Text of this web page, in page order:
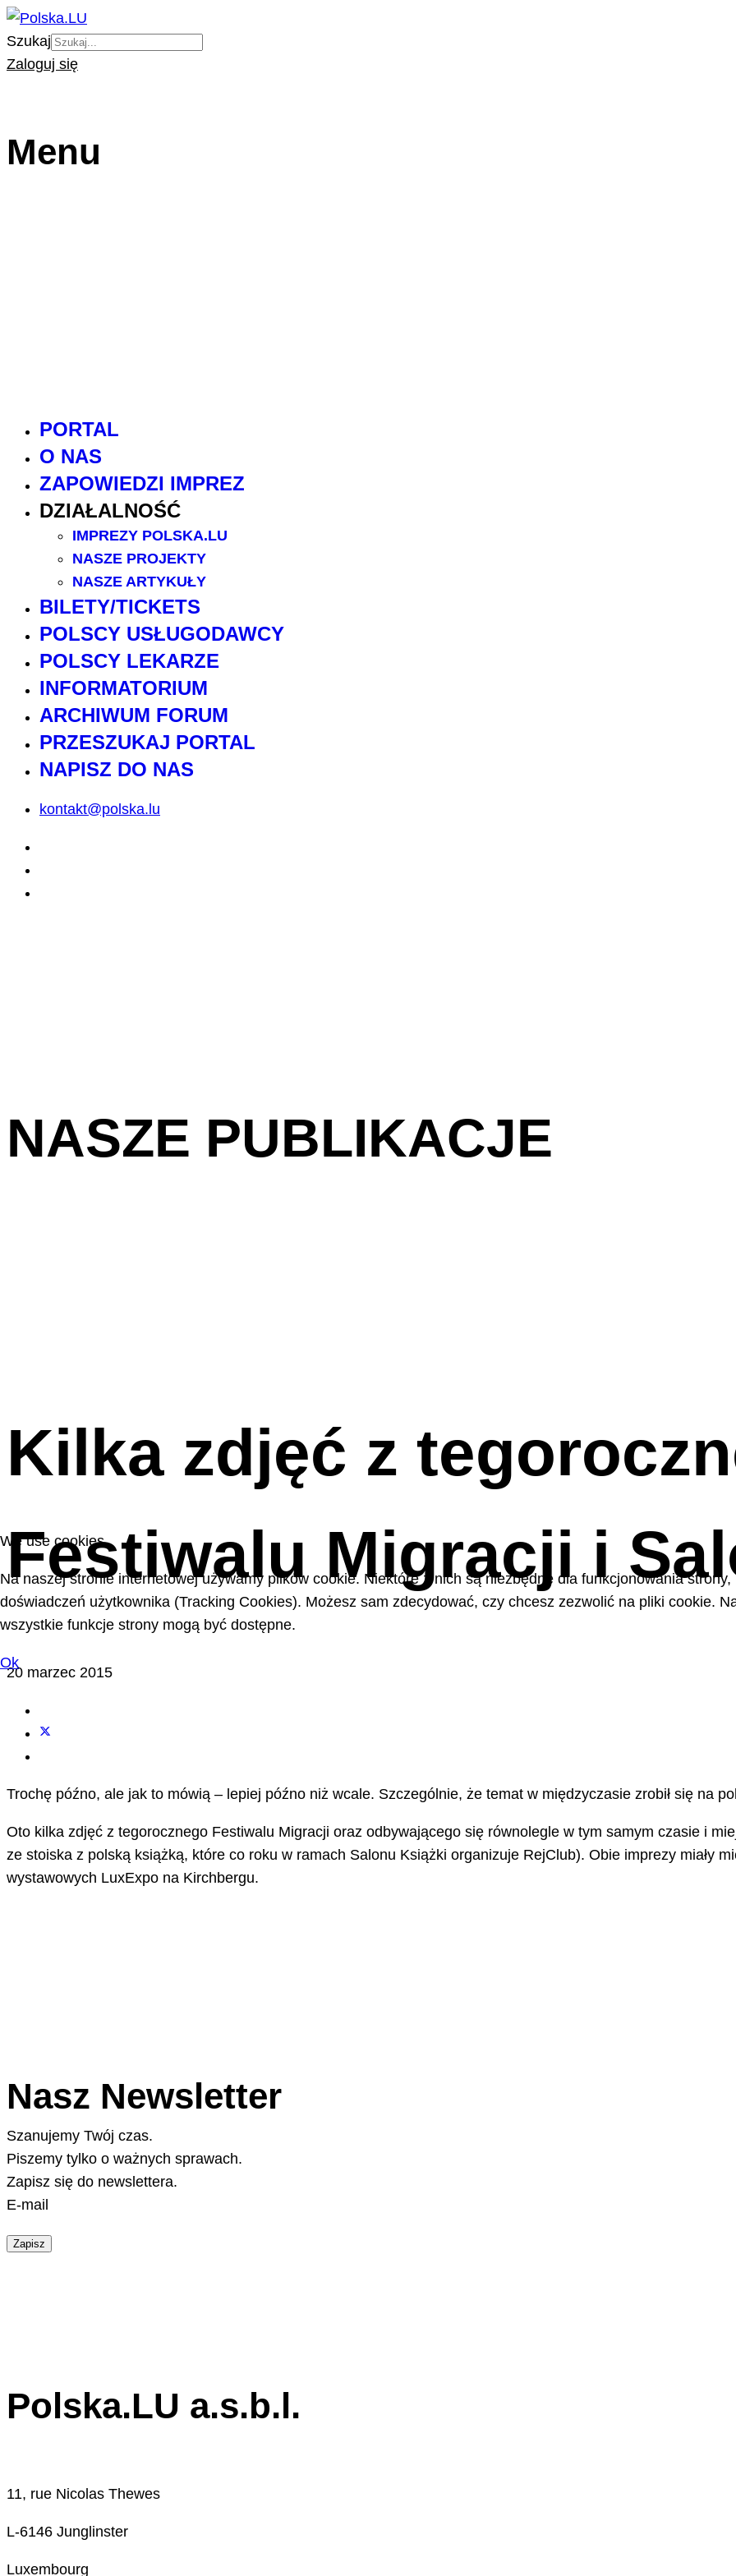
Szukaj
Zaloguj się
Menu
PORTAL
O NAS
ZAPOWIEDZI IMPREZ
DZIAŁALNOŚĆ
IMPREZY POLSKA.LU
NASZE PROJEKTY
NASZE ARTYKUŁY
BILETY/TICKETS
POLSCY USŁUGODAWCY
POLSCY LEKARZE
INFORMATORIUM
ARCHIWUM FORUM
PRZESZUKAJ PORTAL
NAPISZ DO NAS
kontakt@polska.lu
NASZE PUBLIKACJE
Kilka zdjęć z
Festiwalu Migracji i
20 marzec 2015
Trochę późno, ale jak to mówią – lepiej późno niż wcale. Szczególnie, że temat w międzyczasie zrobił się na
Oto kilka zdjęć z tegorocznego Festiwalu Migracji oraz odbywającego się równolegle w tym samym czasie i
ze stoiska z polską książką, które co roku w ramach Salonu Książki organizuje RejClub). Obie imprezy miały
wystawowych LuxExpo na Kirchbergu.
Nasz Newsletter
Szanujemy Twój czas.
Piszemy tylko o ważnych sprawach.
Zapisz się do newslettera.
E-mail
Zapisz
Polska.LU a.s.b.l.
11, rue Nicolas Thewes
L-6146 Junglinster
Luxembourg
We use cookies
Na naszej stronie internetowej używamy plików cookie. Niektóre z nich są niezbędne dla funkcjonowania
doświadczeń użytkownika (Tracking Cookies). Możesz sam zdecydować, czy chcesz zezwolić na pliki cookie.
wszystkie funkcje strony mogą być dostępne.
Ok